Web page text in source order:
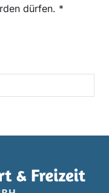
dürfen. *